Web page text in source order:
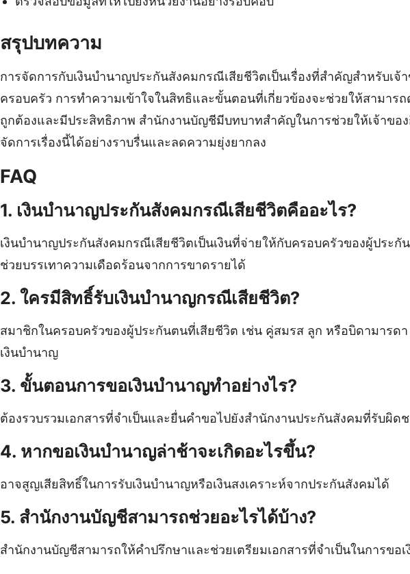
สรุปบทความ
การจัดการกับเงินบํานาญประกันสังคมกรณีเสียชีวิตเป็นเรื่องที่สำคัญสำหรับเจ้
ครอบครัว การทำความเข้าใจในสิทธิและขั้นตอนที่เกี่ยวข้องจะช่วยให้สามารถ
ถูกต้องและมีประสิทธิภาพ สำนักงานบัญชีมีบทบาทสำคัญในการช่วยให้เจ้าขอ
จัดการเรื่องนี้ได้อย่างราบรื่นและลดความยุ่งยากลง
FAQ
1. เงินบํานาญประกันสังคมกรณีเสียชีวิตคืออะไร?
เงินบํานาญประกันสังคมกรณีเสียชีวิตเป็นเงินที่จ่ายให้กับครอบครัวของผู้ประกั
ช่วยบรรเทาความเดือดร้อนจากการขาดรายได้
2. ใครมีสิทธิ์รับเงินบํานาญกรณีเสียชีวิต?
สมาชิกในครอบครัวของผู้ประกันตนที่เสียชีวิต เช่น คู่สมรส ลูก หรือบิดามารด
เงินบํานาญ
3. ขั้นตอนการขอเงินบํานาญทำอย่างไร?
ต้องรวบรวมเอกสารที่จำเป็นและยื่นคำขอไปยังสำนักงานประกันสังคมที่รับผิด
4. หากขอเงินบํานาญล่าช้าจะเกิดอะไรขึ้น?
อาจสูญเสียสิทธิ์ในการรับเงินบํานาญหรือเงินสงเคราะห์จากประกันสังคมได้
5. สำนักงานบัญชีสามารถช่วยอะไรได้บ้าง?
สำนักงานบัญชีสามารถให้คำปรึกษาและช่วยเตรียมเอกสารที่จำเป็นในการขอ